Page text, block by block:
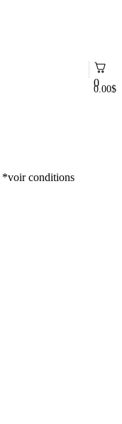
0
0.00$
*voir conditions